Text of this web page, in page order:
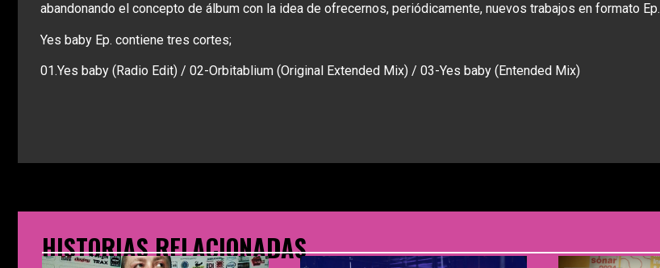
abandonando el concepto de álbum con la idea de ofrecernos, periódicamente, nuevos trabajos en formato Ep.
Yes baby Ep. contiene tres cortes;
01.Yes baby (Radio Edit) / 02-Orbitablium (Original Extended Mix) / 03-Yes baby (Entended Mix)
HISTORIAS RELACIONADAS